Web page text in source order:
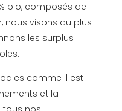
bio, composés de
nous visons au plus
les surplus
comme il est
et la